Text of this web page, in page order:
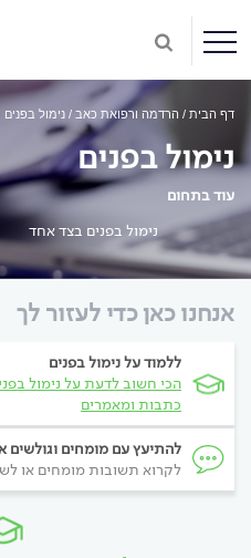
דף הבית הרדמה ורפואת כאב נימול בפנים
נימול בפנים
עוד בתחום
נימול בפנים בצד אחד
אנחנו כאן כדי לעזור לך
ללמוד על נימול בפנים
הכי חשוב לדעת על נימול
כתבות ומאמרים
להתיעץ עם מומחים וגולשים
לקרוא תשובות מומחים או